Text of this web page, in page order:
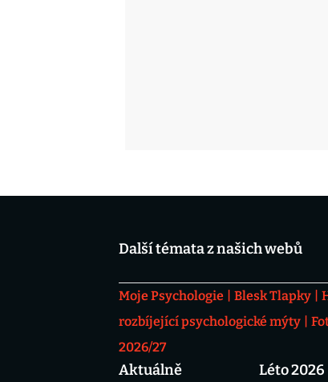
Další témata z našich webů
Moje Psychologie Blesk Tlapky
rozbíjející psychologické mýty
2026/27
Aktuálně Léto 2026